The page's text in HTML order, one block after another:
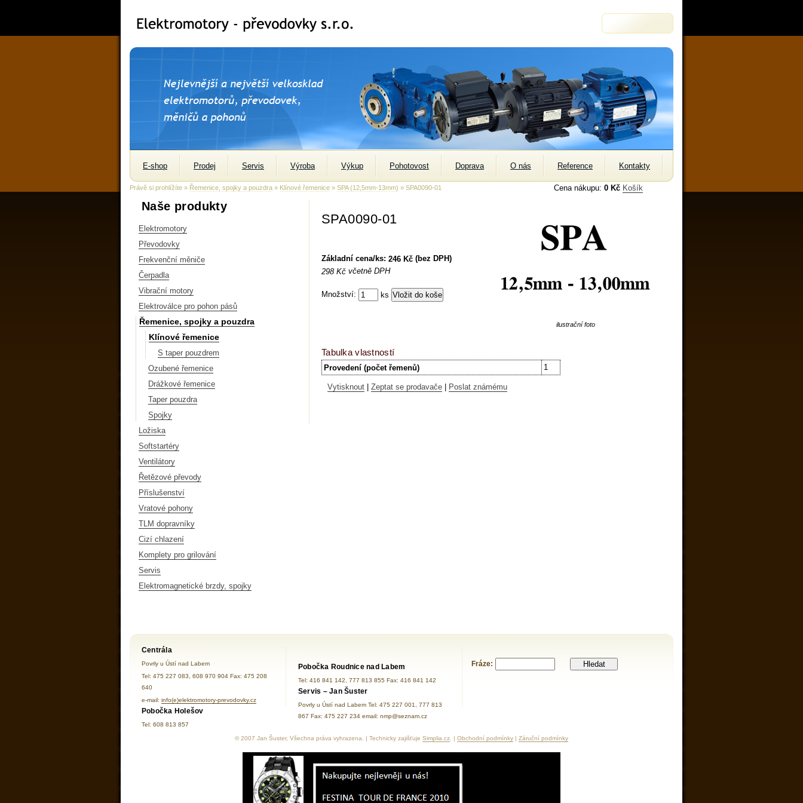
E-shop Prodej Servis Výroba Výkup Pohotovost Doprava O nás Reference Kontakty
Cena nákupu: 0 Kč Košík
Právě si prohlížíte » Řemenice, spojky a pouzdra » Klínové řemenice » SPA (12,5mm-13mm) » SPA0090-01
Naše produkty
Elektromotory
Převodovky
Frekvenční měniče
Čerpadla
Vibrační motory
Elektroválce pro pohon pásů
Řemenice, spojky a pouzdra
Klínové řemenice
S taper pouzdrem
Ozubené řemenice
Drážkové řemenice
Taper pouzdra
Spojky
Ložiska
Softstartéry
Ventilátory
Řetězové převody
Příslušenství
Vratové pohony
TLM dopravníky
Cizí chlazení
Komplety pro grilování
Servis
Elektromagnetické brzdy, spojky
SPA0090-01
Základní cena/ks: 246 Kč (bez DPH)
298 Kč včetně DPH
Množství: ks
ilustrační foto
Tabulka vlastností
Provedení (počet řemenů) 1
Vytisknout Zeptat se prodavače Poslat známému
Centrála
Povrly u Ústí nad Labem
Tel: 475 227 083, 608 970 904 Fax: 475 208
640
e-mail: info(e)elektromotory-prevodovky.cz
Pobočka Holešov
Tel: 608 813 857
Pobočka Roudnice nad Labem
Tel: 416 841 142, 777 813 855 Fax: 416 841 142
Servis – Jan Šuster
Povrly u Ústí nad Labem Tel: 475 227 001, 777 813
867 Fax: 475 227 234 email: nmp@seznam.cz
Fráze: Hledat
© 2007 Jan Šuster, Všechna práva vyhrazena. | Technicky zajišťuje Simplia.cz . | Obchodní podmínky | Záruční podmínky